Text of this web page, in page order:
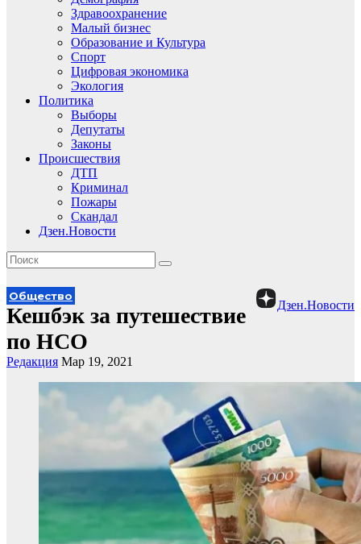
Здравоохранение
Малый бизнес
Образование и Культура
Спорт
Цифровая экономика
Экология
Политика
Выборы
Депутаты
Законы
Происшествия
ДТП
Криминал
Пожары
Скандал
Дзен.Новости
Дзен.Новости
Общество
Кешбэк за путешествие
по НСО
Редакция Мар 19, 2021